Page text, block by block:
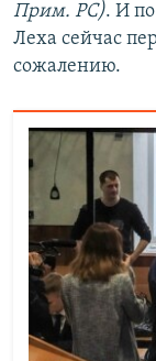
Прим. РС). И
Леха сейчас
сожалению.